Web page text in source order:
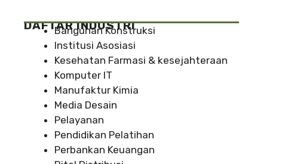
DAFTAR INDUSTRI
Bangunan Konstruksi
Institusi Asosiasi
Kesehatan Farmasi & kesejahteraan
Komputer IT
Manufaktur Kimia
Media Desain
Pelayanan
Pendidikan Pelatihan
Perbankan Keuangan